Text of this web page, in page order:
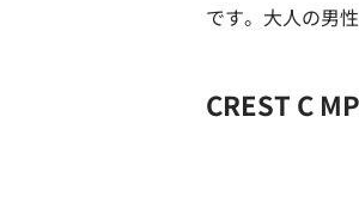
です。大人の男
CREST C